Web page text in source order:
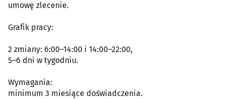
umowę zlecenie.
Grafik pracy:
2 zmiany: 6:00–14:00 i 14:00–22:00,
5–6 dni w tygodniu.
Wymagania:
minimum 3 miesiące doświadczenia.